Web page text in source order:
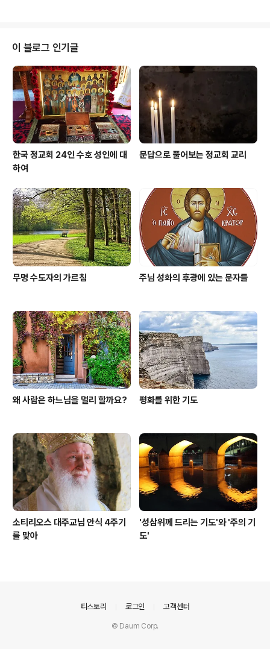
게 연구하라고 충고합니다. 매번 한 구절을 읽을 때마다 자
기 자신을 돌아보고, 자신에게 질문하십시오. : 여기 기록된
것을 적용하였는가? 이때부터 그리스도교의 위대한 의미
속으로 들어갈 것이고, 지각 있는 그리스도인이 될 것입니
다. 신성한 기록의 연구는 아주 가치 있는 보물과도 같은 것
입니다. 왜냐하면 아주 가치 있는..
이 블로그 인기글
한국 정교회 24인 수호 성인에 대
하여
문답으로 풀어보는 정교회 교리
무명 수도자의 가르침 주님 성화의 후광에 있는 문자들
왜 사람은 하느님을 멀리 할까요? 평화를 위한 기도
소티리오스 대주교님 안식 4주기
를 맞아
'성삼위께 드리는 기도'와 '주의 기
도'
티스토리 로그인 고객센터
© Daum Corp.